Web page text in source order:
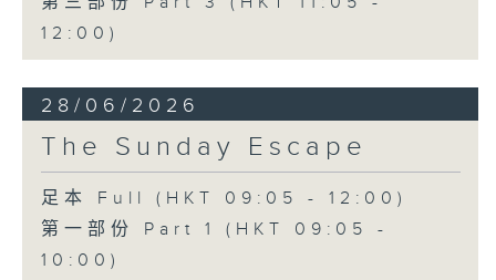
12:00)
28/06/2026
The Sunday Escape
足本 Full (HKT 09:05 - 12:00)
第一部份 Part 1 (HKT 09:05 -
10:00)